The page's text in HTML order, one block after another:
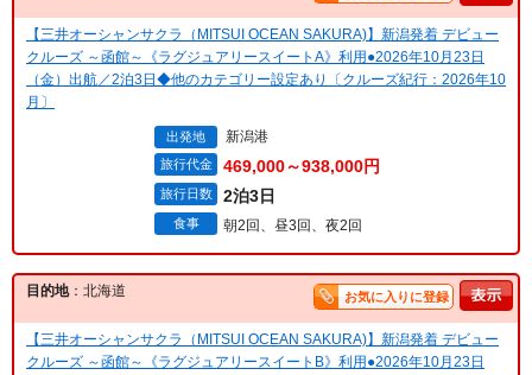
【三井オーシャンサクラ（MITSUI OCEAN SAKURA)】新潟発着 デビュー
クルーズ ～函館～《ラグジュアリースイートA》利用●2026年10月23日
（金）出航／2泊3日◆他のカテゴリー設定あり〔クルーズ紀行：2026年10
月〕
出発地 新潟港
旅行代金 469,000～938,000円
旅行日数 2泊3日
食事 朝2回、昼3回、夜2回
目的地：北海道 お気に入りに登録
【三井オーシャンサクラ（MITSUI OCEAN SAKURA)】新潟発着 デビュー
クルーズ ～函館～《ラグジュアリースイートB》利用●2026年10月23日